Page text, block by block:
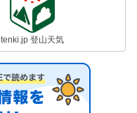
tenki.jp 登山天気